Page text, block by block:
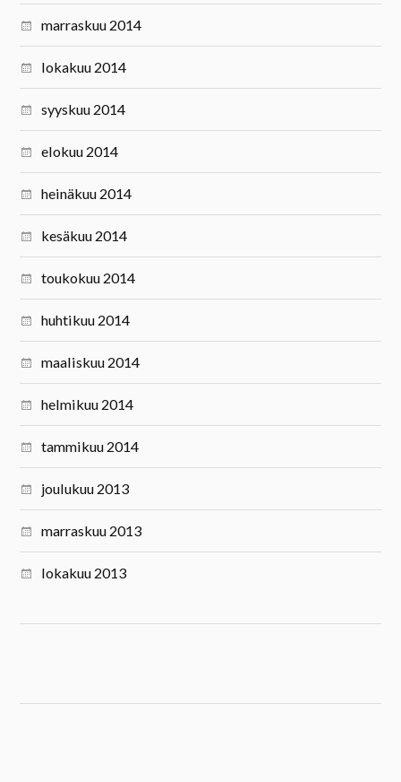
marraskuu 2014
lokakuu 2014
syyskuu 2014
elokuu 2014
heinäkuu 2014
kesäkuu 2014
toukokuu 2014
huhtikuu 2014
maaliskuu 2014
helmikuu 2014
tammikuu 2014
joulukuu 2013
marraskuu 2013
lokakuu 2013